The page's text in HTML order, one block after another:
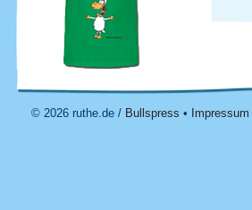
© 2026 ruthe.de / Bullspress • Impressum